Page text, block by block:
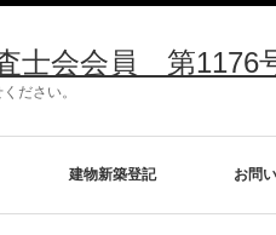
士会会員 第1176
ください。
建物新築登記 お問